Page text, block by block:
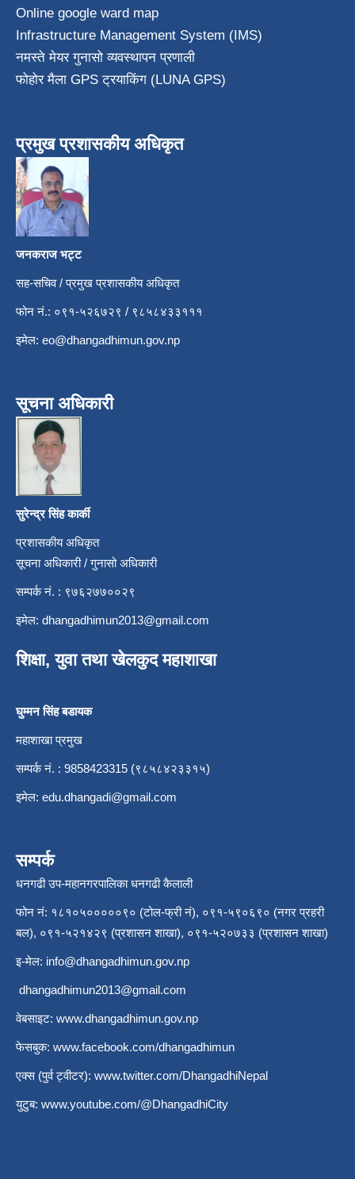
Online google ward map
Infrastructure Management System (IMS)
नमस्ते मेयर गुनासो व्यवस्थापन प्रणाली
फोहोर मैला GPS ट्रयाकिंग (LUNA GPS)
प्रमुख प्रशासकीय अधिकृत
जनकराज भट्ट
सह-सचिव / प्रमुख प्रशासकीय अधिकृत
फोन नं.: ०९१-५२६७२९ / ९८५८४३३१११
इमेल: eo@dhangadhimun.gov.np
सूचना अधिकारी
सुरेन्द्र सिंह कार्की
प्रशासकीय अधिकृत
सूचना अधिकारी / गुनासो अधिकारी
सम्पर्क नं. : ९७६२७७००२९
इमेल: dhangadhimun2013@gmail.com
शिक्षा, युवा तथा खेलकुद महाशाखा
घुम्मन सिंह बडायक
महाशाखा प्रमुख
सम्पर्क नं. : 9858423315 (९८५८४२३३१५)
इमेल: edu.dhangadi@gmail.com
सम्पर्क
धनगढी उप-महानगरपालिका धनगढी कैलाली
फोन नं: १८१०५०००००९० (टोल-फ्री नं), ०९१-५९०६९० (नगर प्रहरी
बल), ०९१-५२१४२९ (प्रशासन शाखा), ०९१-५२०७३३ (प्रशासन शाखा)
इ-मेल: info@dhangadhimun.gov.np
dhangadhimun2013@gmail.com
वेबसाइट: www.dhangadhimun.gov.np
फेसबुक: www.facebook.com/dhangadhimun
एक्स (पुर्व ट्वीटर): www.twitter.com/DhangadhiNepal
युटुब: www.youtube.com/@DhangadhiCity